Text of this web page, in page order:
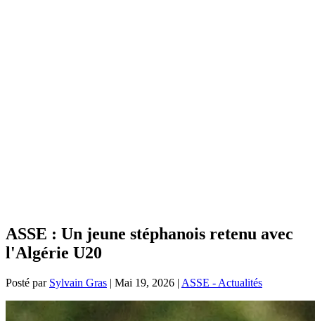
ASSE : Un jeune stéphanois retenu avec
l'Algérie U20
Posté par Sylvain Gras | Mai 19, 2026 | ASSE - Actualités